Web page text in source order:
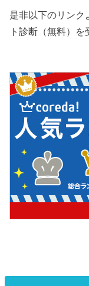
是非以下のリンク
ト診断（無料）を